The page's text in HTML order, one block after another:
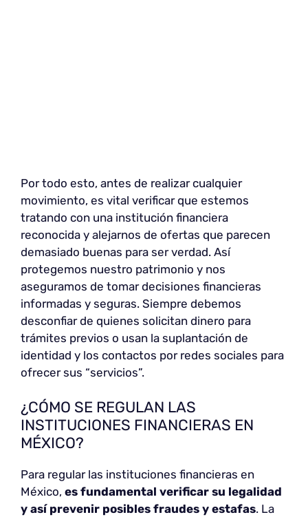
Por todo esto, antes de realizar cualquier
movimiento, es vital verificar que estemos
tratando con una institución financiera
reconocida y alejarnos de ofertas que parecen
demasiado buenas para ser verdad. Así
protegemos nuestro patrimonio y nos
aseguramos de tomar decisiones financieras
informadas y seguras. Siempre debemos
desconfiar de quienes solicitan dinero para
trámites previos o usan la suplantación de
identidad y los contactos por redes sociales para
ofrecer sus “servicios”.
¿CÓMO SE REGULAN LAS
INSTITUCIONES FINANCIERAS EN
MÉXICO?
Para regular las instituciones financieras en
México, es fundamental verificar su legalidad
y así prevenir posibles fraudes y estafas. La